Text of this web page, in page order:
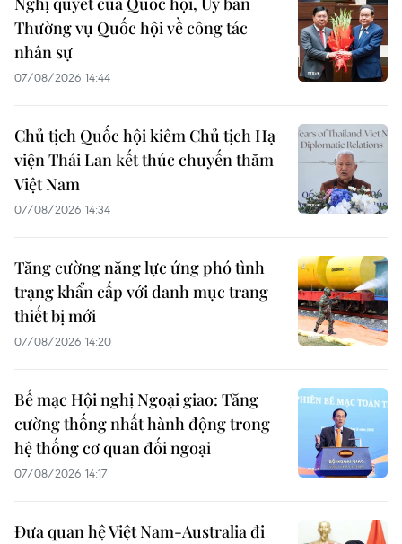
Thường vụ Quốc hội về công tác
nhân sự
07/08/2026 14:44
Chủ tịch Quốc hội kiêm Chủ tịch Hạ
viện Thái Lan kết thúc chuyến thăm
Việt Nam
07/08/2026 14:34
Tăng cường năng lực ứng phó tình
trạng khẩn cấp với danh mục trang
thiết bị mới
07/08/2026 14:20
Bế mạc Hội nghị Ngoại giao: Tăng
cường thống nhất hành động trong
hệ thống cơ quan đối ngoại
07/08/2026 14:17
Đưa quan hệ Việt Nam-Australia đi